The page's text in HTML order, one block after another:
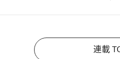
連載